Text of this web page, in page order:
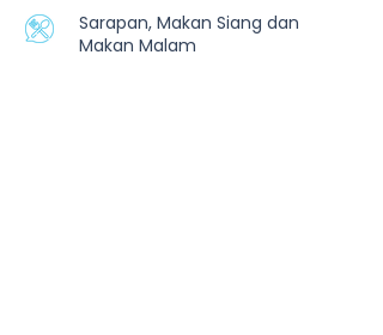
Sarapan, Makan Siang dan
Makan Malam